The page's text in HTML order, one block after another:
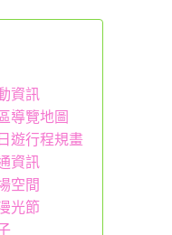
資訊
導覽地圖
遊行程規畫
資訊
空間
光節